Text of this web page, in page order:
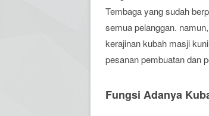
Tembaga yang sudah
semua pelanggan.
kerajinan kubah masji
pesanan pembuatan dan
Fungsi Adanya